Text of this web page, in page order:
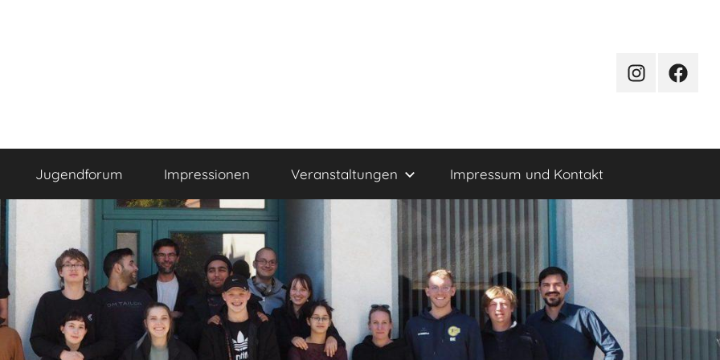
PfD-
PfD-
Jugendforum Impressionen Veranstaltungen Impressum und Kontakt